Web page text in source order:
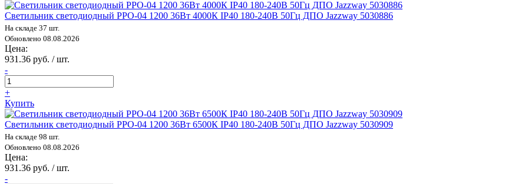
Светильник светодиодный PPO-04 1200 36Вт 4000К IP40 180-240В 50Гц ДПО Jazzway 5030886
На складе 37 шт.
Обновлено 08.08.2026
Цена:
931.36 руб. / шт.
-
+
Купить
Светильник светодиодный PPO-04 1200 36Вт 6500К IP40 180-240В 50Гц ДПО Jazzway 5030909
На складе 98 шт.
Обновлено 08.08.2026
Цена:
931.36 руб. / шт.
-